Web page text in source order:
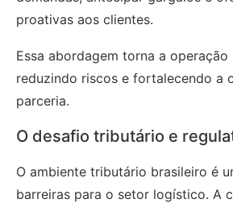
proativas aos clientes.
Essa abordagem torna a operação
reduzindo riscos e fortalecendo a
parceria.
O desafio tributário e
O ambiente tributário brasileiro é
barreiras para o setor logístico. A